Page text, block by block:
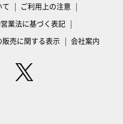
て
ご利用上の注意
業法に基づく表記
販売に関する表示 会社案内